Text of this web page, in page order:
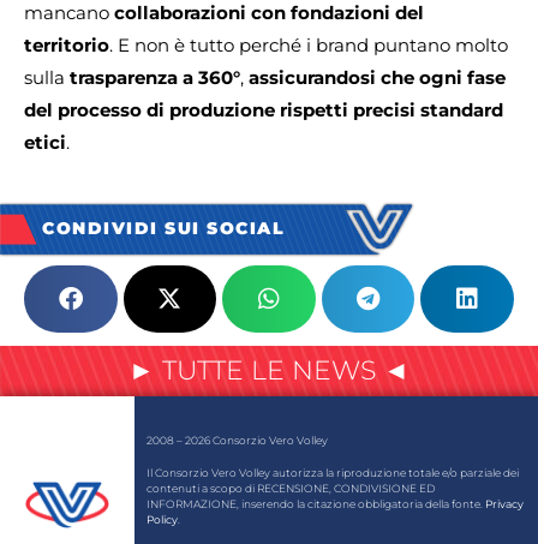
mancano collaborazioni con fondazioni del
territorio. E non è tutto perché i brand puntano molto
sulla trasparenza a 360°, assicurandosi che ogni fase
del processo di produzione rispetti precisi standard
etici.
CONDIVIDI SUI SOCIAL
► TUTTE LE NEWS ◄
2008 – 2026 Consorzio Vero Volley
Il Consorzio Vero Volley autorizza la riproduzione totale e/o parziale dei
contenuti a scopo di RECENSIONE, CONDIVISIONE ED
INFORMAZIONE, inserendo la citazione obbligatoria della fonte. Privacy
Policy.